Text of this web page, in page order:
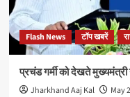
Flash News टॉप खबरें
प्रचंड गर्मी को देखते मुख्यमंत्री
Jharkhand Aaj Kal May